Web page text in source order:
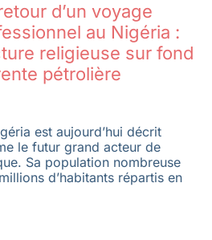
d’un voyage
au Nigéria :
religieuse sur fond
pétrolière
est aujourd’hui décrit
le futur grand acteur de
Sa population nombreuse
d’habitants répartis en